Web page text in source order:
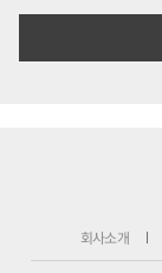
회사소개